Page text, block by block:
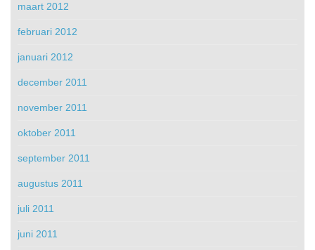
maart 2012
februari 2012
januari 2012
december 2011
november 2011
oktober 2011
september 2011
augustus 2011
juli 2011
juni 2011